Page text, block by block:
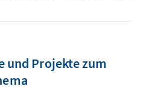
und Projekte zum